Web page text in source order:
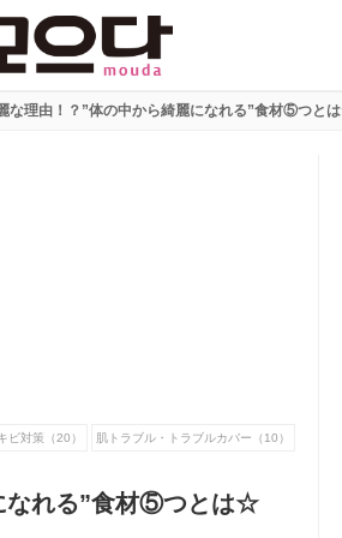
な理由！？”体の中から綺麗になれる”食材⑤つと
対策（20） 肌トラブル・トラブルカバー（10）
なれる”食材⑤つとは☆